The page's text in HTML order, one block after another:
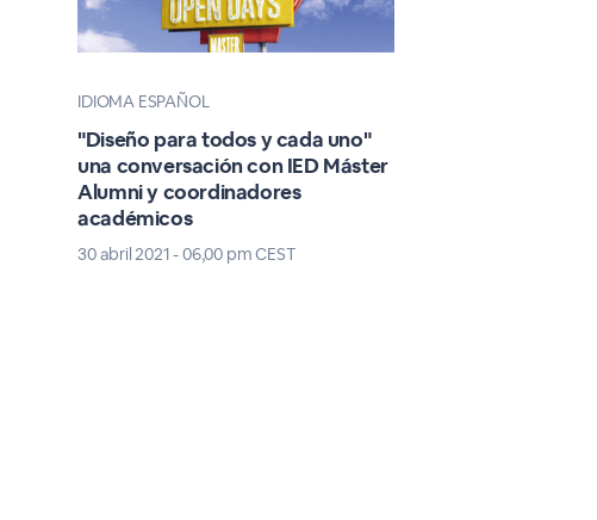
IDIOMA ESPAÑOL
"Diseño para todos y cada uno"
una conversación con IED Máster
Alumni y coordinadores
académicos
30 abril 2021 - 06,00 pm CEST